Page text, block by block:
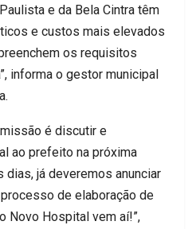
e da Bela Cintra têm
e custos mais elevados
os requisitos
informa o gestor municipal
é discutir e
ao prefeito na próxima
dias, já deveremos anunciar
de elaboração de
Novo Hospital vem aí!”,